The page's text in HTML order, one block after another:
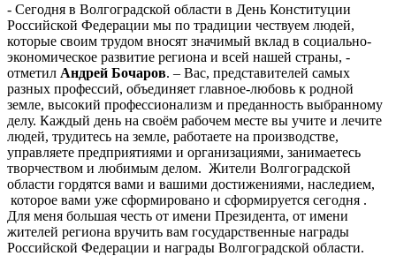
- Сегодня в Волгоградской области в День Конституции
Российской Федерации мы по традиции чествуем людей,
которые своим трудом вносят значимый вклад в социально-
экономическое развитие региона и всей нашей страны, -
отметил Андрей Бочаров. – Вас, представителей самых
разных профессий, объединяет главное-любовь к родной
земле, высокий профессионализм и преданность выбранному
делу. Каждый день на своём рабочем месте вы учите и лечите
людей, трудитесь на земле, работаете на производстве,
управляете предприятиями и организациями, занимаетесь
творчеством и любимым делом. Жители Волгоградской
области гордятся вами и вашими достижениями, наследием,
которое вами уже сформировано и сформируется сегодня .
Для меня большая честь от имени Президента, от имени
жителей региона вручить вам государственные награды
Российской Федерации и награды Волгоградской области.